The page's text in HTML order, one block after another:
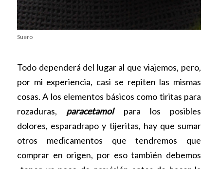
Suero
Todo dependerá del lugar al que viajemos, pero,
por mi experiencia, casi se repiten las mismas
cosas. A los elementos básicos como tiritas para
rozaduras, paracetamolpara los posibles
dolores, esparadrapo y tijeritas, hay que sumar
otros medicamentos que tendremos que
comprar en origen, por eso también debemos